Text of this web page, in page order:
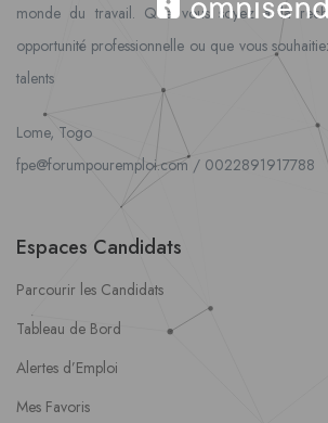
monde du travail. Que vous soyez à la
opportunité professionnelle ou que vous
talents
Lome, Togo
fpe@forumpouremploi.com / 0022891917788
Espaces Candidats
Parcourir les Candidats
Tableau de Bord
Alertes d’Emploi
Mes Favoris